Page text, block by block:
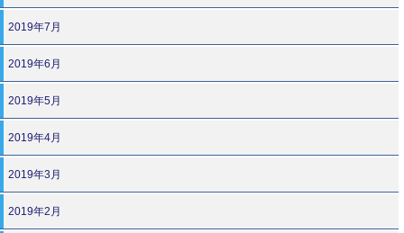
2019年7月
2019年6月
2019年5月
2019年4月
2019年3月
2019年2月